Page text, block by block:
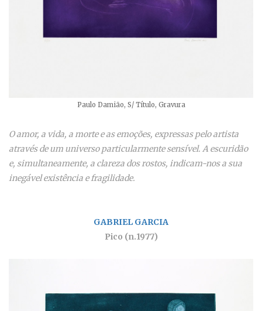
Paulo Damião, S/ Título, Gravura
O amor, a vida, a morte e as emoções, expressas pelo artista
através de um universo particularmente sensível. A escuridão
e, simultaneamente, a clareza dos rostos, indicam-nos a sua
inegável existência e fragilidade.
GABRIEL GARCIA
Pico (n.1977)